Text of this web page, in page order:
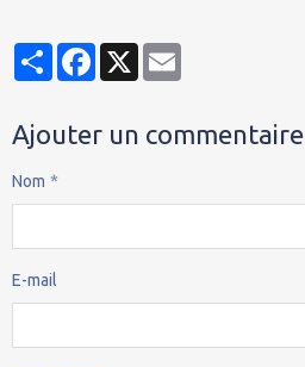
PartagerFacebook
X
Ajouter un commentaire
Nom
E-mail